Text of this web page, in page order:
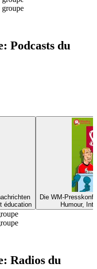
Podcasts du
éducation
Die WM-
Humour,
Radios du